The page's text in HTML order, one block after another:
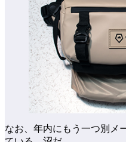
なお、年内にもう一つ別メ